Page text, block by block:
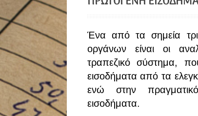
Ένα από τα σημεία
οργάνων είναι οι
τραπεζικό σύστημα,
εισοδήματα από τα
ενώ στην
εισοδήματα.